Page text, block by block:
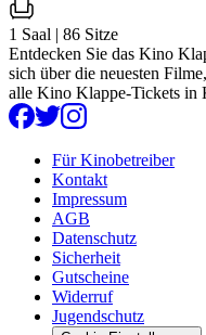
1 Saal | 86 Sitze
Entdecken Sie das Kino
sich über die neuesten
alle Kino Klappe-Tickets in
Für Kinobetreiber
Kontakt
Impressum
AGB
Datenschutz
Sicherheit
Gutscheine
Widerruf
Jugendschutz